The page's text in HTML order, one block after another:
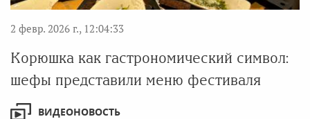
2 февр. 2026 г., 12:04:33
Корюшка как гастрономический символ:
шефы представили меню фестиваля
ВИДЕОНОВОСТЬ